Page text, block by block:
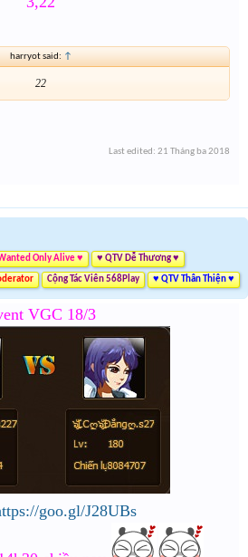
harryot said: ↑
22
Last edited: 21 Tháng ba 2018
Only Alive ♥ ♥ QTV Dễ Thương ♥
Cộng Tác Viên 568Play ♥ QTV Thân Thiện ♥
VGC 18/3
goo.gl/J28UBs